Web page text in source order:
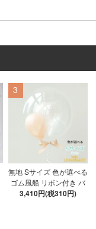
3
無地 Sサイズ 色が選べる
ゴム風船 リボン付き バ
ブルバルーン 【浮かせ
3,410円(税310円)